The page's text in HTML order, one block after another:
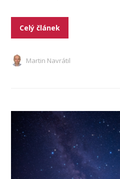
Celý článek
Martin Navrátil